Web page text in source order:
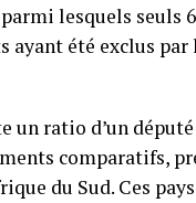
lesquels seuls
été exclus
un ratio d’un
comparatifs,
du Sud. Ces